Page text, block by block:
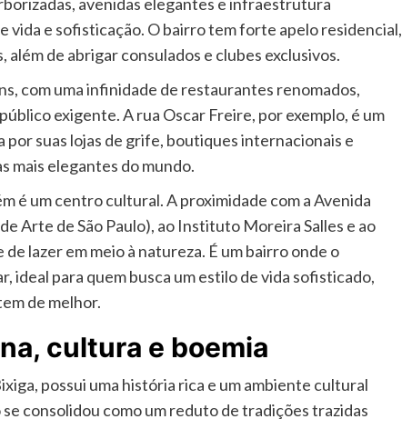
vida e sofisticação. O bairro tem forte apelo residencial,
de abrigar consulados e clubes exclusivos.
com uma infinidade de restaurantes renomados,
exigente. A rua Oscar Freire, por exemplo, é um
suas lojas de grife, boutiques internacionais e
mais elegantes do mundo.
é um centro cultural. A proximidade com a Avenida
Arte de São Paulo), ao Instituto Moreira Salles e ao
lazer em meio à natureza. É um bairro onde o
ideal para quem busca um estilo de vida sofisticado,
de melhor.
cultura e boemia
possui uma história rica e um ambiente cultural
consolidou como um reduto de tradições trazidas